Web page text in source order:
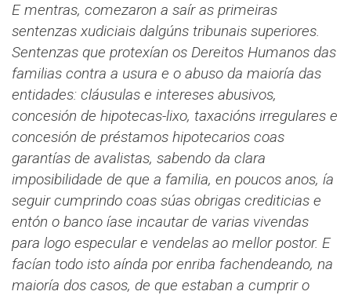
E mentras, comezaron a saír as primeiras
sentenzas xudiciais dalgúns tribunais superiores.
Sentenzas que protexían os Dereitos Humanos das
familias contra a usura e o abuso da maioría das
entidades: cláusulas e intereses abusivos,
concesión de hipotecas-lixo, taxacións irregulares e
concesión de préstamos hipotecarios coas
garantías de avalistas, sabendo da clara
imposibilidade de que a familia, en poucos anos, ía
seguir cumprindo coas súas obrigas crediticias e
entón o banco íase incautar de varias vivendas
para logo especular e vendelas ao mellor postor. E
facían todo isto aínda por enriba fachendeando, na
maioría dos casos, de que estaban a cumprir o